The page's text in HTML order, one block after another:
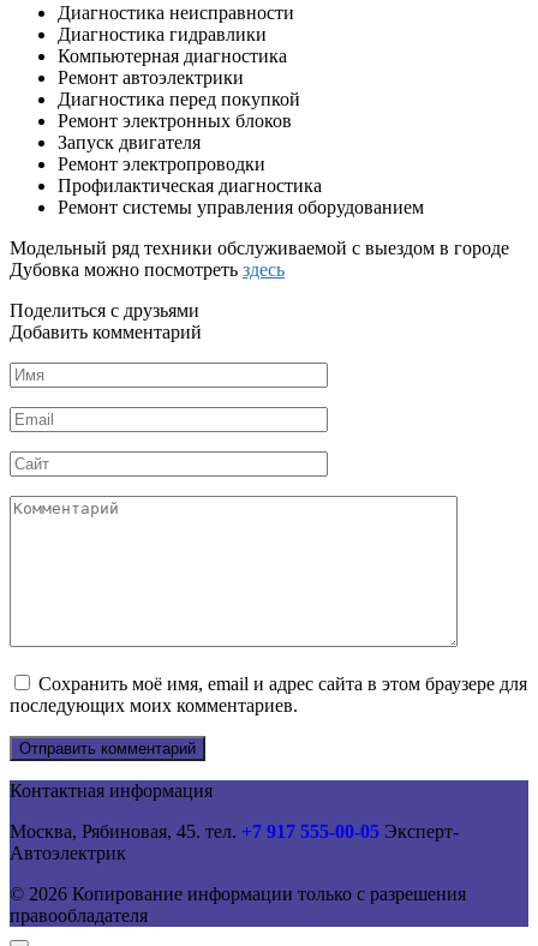
Диагностика неисправности
Диагностика гидравлики
Компьютерная диагностика
Ремонт автоэлектрики
Диагностика перед покупкой
Ремонт электронных блоков
Запуск двигателя
Ремонт электропроводки
Профилактическая диагностика
Ремонт системы управления оборудованием
Модельный ряд техники обслуживаемой с выездом в городе
Дубовка можно посмотреть здесь
Поделиться с друзьями
Добавить комментарий
Имя
*
Email
*
Сайт
Комментарий
Сохранить моё имя, email и адрес сайта в этом браузере для
последующих моих комментариев.
Контактная информация
Москва, Рябиновая, 45. тел. +7 917 555-00-05 Эксперт-
Автоэлектрик
© 2026 Копирование информации только с разрешения
правообладателя